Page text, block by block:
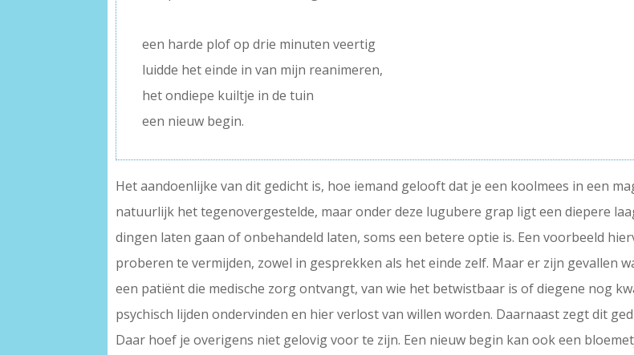
een harde plof op drie minuten veertig
luidde het einde in van mijn reanimeren,
het ondiepe kuiltje in de tuin
een nieuw begin.
Het aandoenlijke van dit gedicht is, hoe iemand gelooft dat je een koolmees in een
natuurlijk het tegenovergestelde, maar onder deze lugubere grap ligt een diepere
dingen laten gaan of onbehandeld laten, soms een betere optie is. Een voorbeeld
proberen te vermijden, zowel in gesprekken als het einde zelf. Maar er zijn gevallen
een patiënt die medische zorg ontvangt, van wie het betwistbaar is of diegene nog
psychisch lijden ondervinden en hier verlost van willen worden. Daarnaast zegt dit
Daar hoef je overigens niet gelovig voor te zijn. Een nieuw begin kan ook een